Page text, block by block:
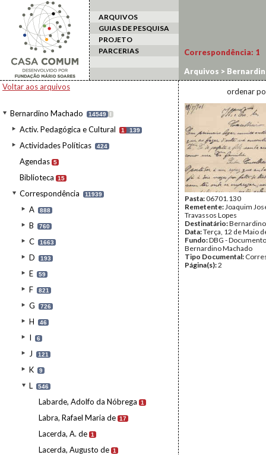
ARQUIVOS
GUIAS DE PESQUISA
PROJETO
PARCERIAS
Voltar aos arquivos
Bernardino Machado 14549 I
Activ. Pedagógica e Cultural 1 139
Actividades Políticas 424
Agendas 5
Biblioteca 15
Correspondência 11939
A 888
B 760
C 1663
D 193
E 59
F 821
G 726
H 46
I 6
J 121
K 9
L 546
Labarde, Adolfo da Nóbrega 1
Labra, Rafael Maria de 17
Lacerda, A. de 1
Lacerda, Augusto de 1
Correspondência: 1
Arquivos >
ordenar
Pasta:06701.130
Remetente:Joaquim
Travassos Lopes
Destinatário:
Data:Terça, 12 de Maio
Fundo:DBG -
Bernardino Machado
Tipo Documental:
Página(s):2